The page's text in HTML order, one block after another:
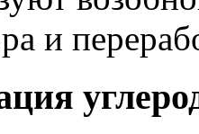
и